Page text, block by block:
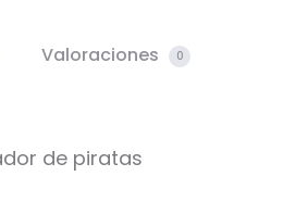
Valoraciones 0
de piratas